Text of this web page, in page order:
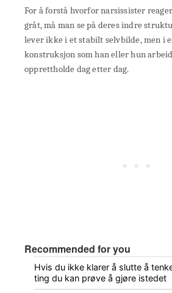
For å forstå hvorfor narsissister
gråt, må man se på deres indre
lever ikke i et stabilt selvbilde, men i
konstruksjon som han eller hun
opprettholde dag etter dag.
Recommended for you
Hvis du ikke klarer å slutte å
ting du kan prøve å gjøre istedet